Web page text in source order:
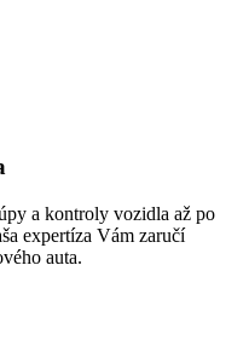
a kontroly vozidla až po
expertíza Vám zaručí
auta.